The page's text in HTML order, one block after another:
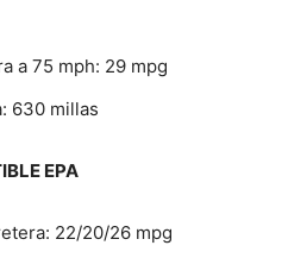
a 75 mph: 29 mpg
630 millas
EPA
22/20/26 mpg